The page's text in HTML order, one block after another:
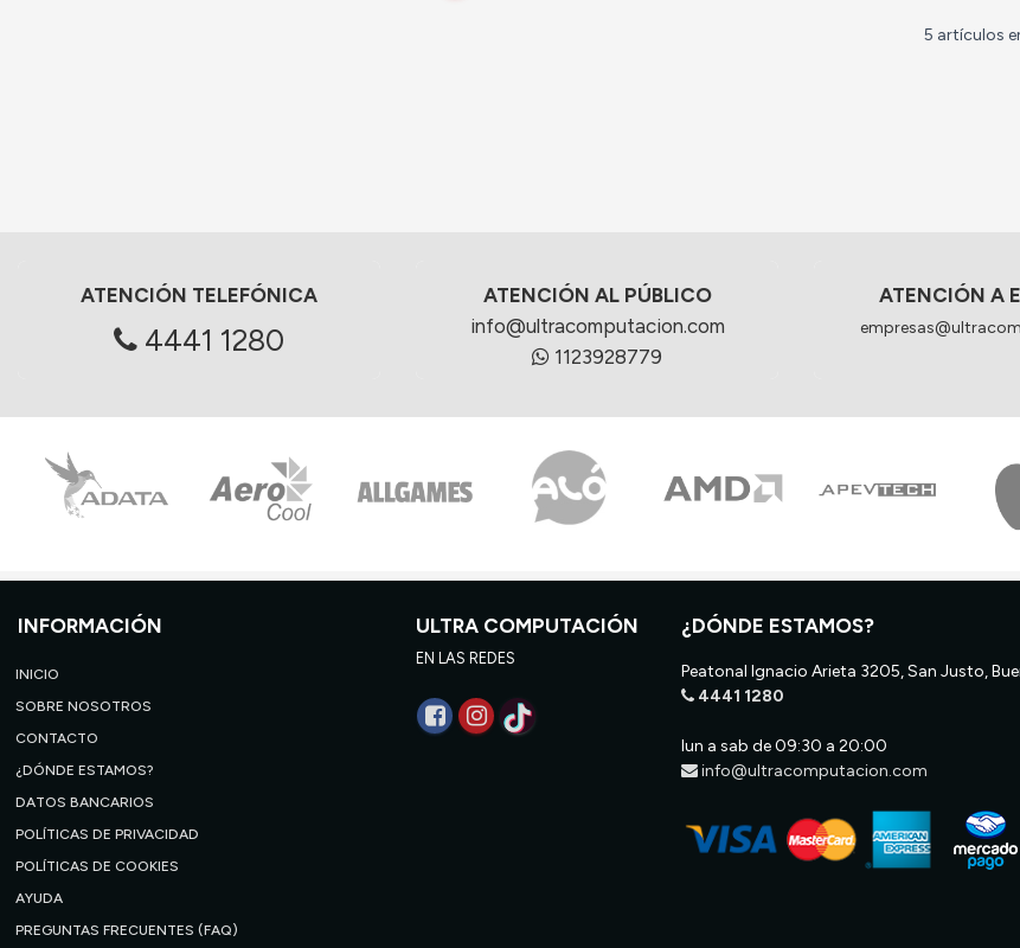
5 artículos
ATENCIÓN TELEFÓNICA
4441 1280
ATENCIÓN AL PÚBLICO
info@ultracomputacion.com
1123928779
ATENCIÓN A
INFORMACIÓN
INICIO
SOBRE NOSOTROS
CONTACTO
¿DÓNDE ESTAMOS?
DATOS BANCARIOS
POLÍTICAS DE PRIVACIDAD
POLÍTICAS DE COOKIES
AYUDA
PREGUNTAS FRECUENTES (FAQ)
ULTRA COMPUTACIÓN
EN LAS REDES
¿DÓNDE ESTAMOS?
Peatonal Ignacio Arieta 3205, San Justo,
4441 1280
lun a sab de 09:30 a 20:00
info@ultracomputacion.com